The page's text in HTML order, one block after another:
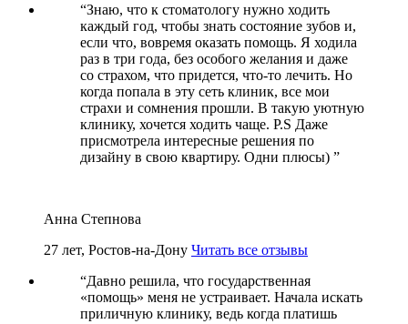
“Знаю, что к стоматологу нужно ходить
каждый год, чтобы знать состояние зубов и,
если что, вовремя оказать помощь. Я ходила
раз в три года, без особого желания и даже
со страхом, что придется, что-то лечить. Но
когда попала в эту сеть клиник, все мои
страхи и сомнения прошли. В такую уютную
клинику, хочется ходить чаще. P.S Даже
присмотрела интересные решения по
дизайну в свою квартиру. Одни плюсы) ”
Анна Степнова
27 лет, Ростов-на-Дону Читать все отзывы
“Давно решила, что государственная
«помощь» меня не устраивает. Начала искать
приличную клинику, ведь когда платишь